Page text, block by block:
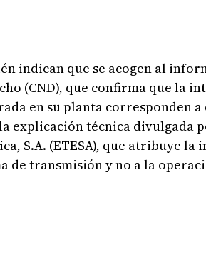
indican que se acogen al
(CND), que confirma que la
en su planta corresponden
explicación técnica divulgada
S.A. (ETESA), que atribuye
de transmisión y no a la